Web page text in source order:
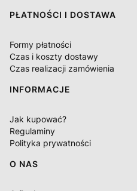
PŁATNOŚCI I DOSTAWA
Formy płatności
Czas i koszty dostawy
Czas realizacji zamówienia
INFORMACJE
Jak kupować?
Regulaminy
Polityka prywatności
O NAS